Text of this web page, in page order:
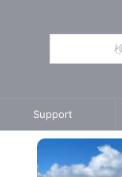
Support